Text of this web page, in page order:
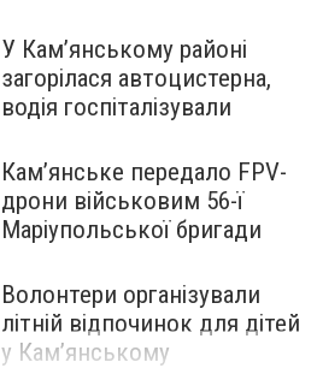
У Кам’янському районі
загорілася автоцистерна,
водія госпіталізували
Кам’янське передало FPV-
дрони військовим 56-ї
Маріупольської бригади
Волонтери організували
літній відпочинок для дітей
у Кам’янському